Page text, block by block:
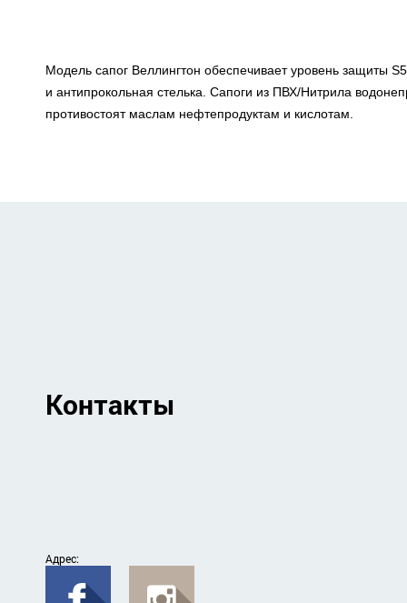
Модель сапог Веллингтон обеспечивает уровень защиты
и антипрокольная стелька. Сапоги из ПВХ/Нитрила
противостоят маслам нефтепродуктам и кислотам.
Контакты
Адрес: